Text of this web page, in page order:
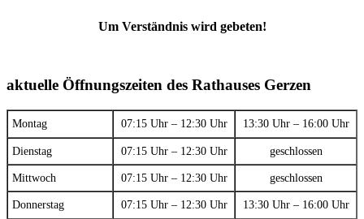
Um Verständnis wird gebeten!
aktuelle Öffnungszeiten des Rathauses Gerzen
Montag 07:15 Uhr – 12:30 Uhr 13:30 Uhr – 16:00 Uhr
Dienstag 07:15 Uhr – 12:30 Uhr geschlossen
Mittwoch 07:15 Uhr – 12:30 Uhr geschlossen
Donnerstag 07:15 Uhr – 12:30 Uhr 13:30 Uhr – 16:00 Uhr